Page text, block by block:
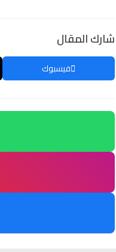
شارك المقال
فيسبوك